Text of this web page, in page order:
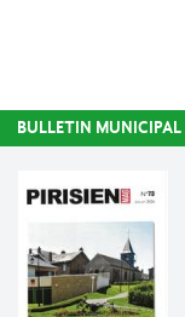
BULLETIN MUNICIPAL